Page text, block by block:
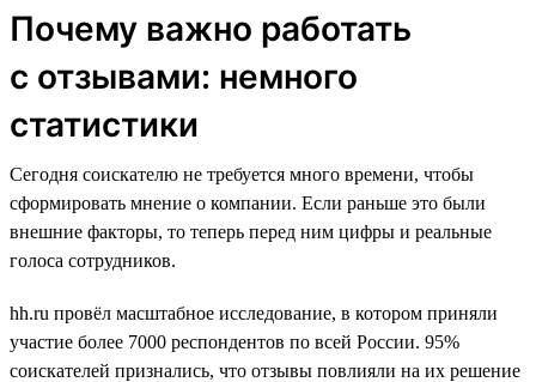
Почему важно работать
с отзывами: немного
статистики
Сегодня соискателю не требуется много времени, чтобы
сформировать мнение о компании. Если раньше это были
внешние факторы, то теперь перед ним цифры и реальные
голоса сотрудников.
hh.ru провёл масштабное исследование, в котором приняли
участие более 7000 респондентов по всей России. 95%
соискателей признались, что отзывы повлияли на их решение